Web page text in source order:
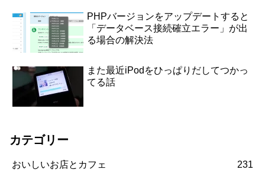
PHPバージョンをアップデートすると
「データベース接続確立エラー」が出
る場合の解決法
また最近iPodをひっぱりだしてつかっ
てる話
カテゴリー
おいしいお店とカフェ 231